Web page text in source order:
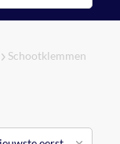
Schootklemmen